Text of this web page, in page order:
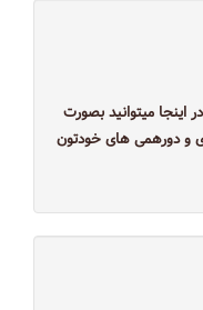
میتوانید بصورت
و دورهمی های خودتون